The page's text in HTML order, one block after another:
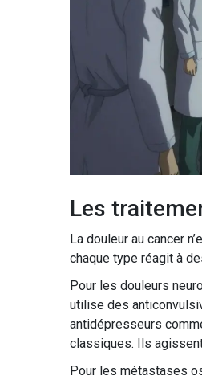
Les
La douleur au cancer
chaque type réagit à
Pour les douleurs
utilise des
antidépresseurs
classiques. Ils
Pour les métastases